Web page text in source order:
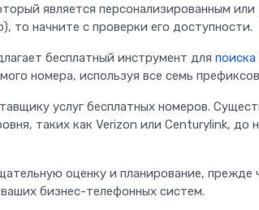
является персонализированным или
начните с проверки его доступности.
бесплатный инструмент для поиска
номера, используя все семь
услуг бесплатных номеров.
таких как Verizon или Centurylink, до
оценку и планирование, прежде
бизнес-телефонных систем.